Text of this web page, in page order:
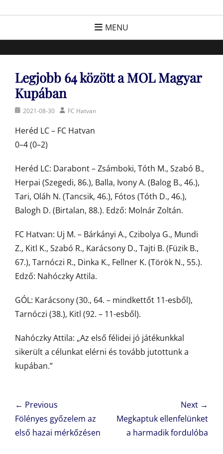
FC Hatvan
Egyesület a hatvani labdarúgásért, sportért!
MENU
Legjobb 64 között a MOL Magyar
Kupában
Posted2021-08-30 AuthorFC Hatvan
Heréd LC – FC Hatvan
0–4 (0–2)
Heréd LC: Darabont – Zsámboki, Tóth M., Szabó B.,
Herpai (Szegedi, 86.), Balla, Ivony A. (Balog B., 46.),
Tari, Oláh N. (Tancsik, 46.), Fótos (Tóth D., 46.),
Balogh D. (Birtalan, 88.). Edző: Molnár Zoltán.
FC Hatvan: Uj M. – Bárkányi A., Czibolya G., Mundi
Z., Kitl K., Szabó R., Karácsony D., Tajti B. (Füzik B.,
67.), Tarnóczi R., Dinka K., Fellner K. (Török N., 55.).
Edző: Nahóczky Attila.
GÓL: Karácsony (30., 64. – mindkettőt 11-esből),
Tarnóczi (38.), Kitl (92. – 11-esből).
Nahóczky Attila: „Az első félidei jó játékunkkal
sikerült a célunkat elérni és tovább jutottunk a
kupában.”
Bejegyzés
navigáció
← Previous
Previous
post:
Fölényes győzelem az
első hazai mérkőzésen
Next →
Next
post:
Megkaptuk ellenfelünket
a harmadik fordulóba